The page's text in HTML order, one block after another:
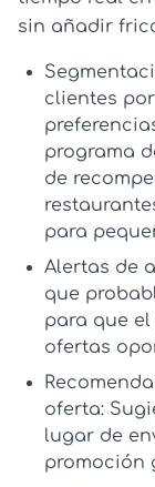
sin añadir
clientes
programa
de
para
Alertas de
que
para que
ofertas
oferta:
lugar de
promoción